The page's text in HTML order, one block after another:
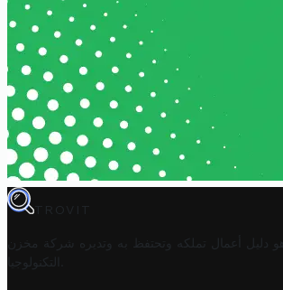
TROVIT
دليل أعمال تملكه وتحتفظ به وتديره
شركة مخزن
التكنولوجيا